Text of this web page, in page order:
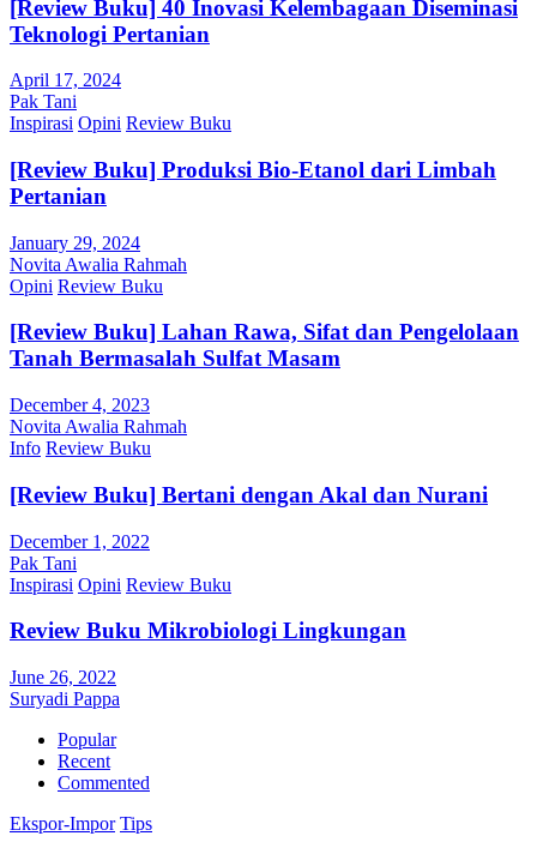
[Review Buku] 40 Inovasi Kelembagaan Diseminasi
Teknologi Pertanian
April 17, 2024
Pak Tani
Inspirasi Opini Review Buku
[Review Buku] Produksi Bio-Etanol dari Limbah
Pertanian
January 29, 2024
Novita Awalia Rahmah
Opini Review Buku
[Review Buku] Lahan Rawa, Sifat dan Pengelolaan
Tanah Bermasalah Sulfat Masam
December 4, 2023
Novita Awalia Rahmah
Info Review Buku
[Review Buku] Bertani dengan Akal dan Nurani
December 1, 2022
Pak Tani
Inspirasi Opini Review Buku
Review Buku Mikrobiologi Lingkungan
June 26, 2022
Suryadi Pappa
Popular
Recent
Commented
Ekspor-Impor Tips